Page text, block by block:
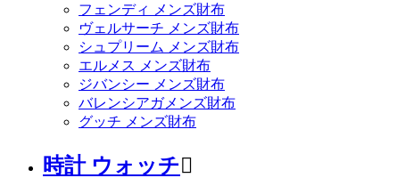
フェンディ メンズ財布
ヴェルサーチ メンズ財布
シュプリーム メンズ財布
エルメス メンズ財布
ジバンシー メンズ財布
バレンシアガメンズ財布
グッチ メンズ財布
時計 ウォッチ